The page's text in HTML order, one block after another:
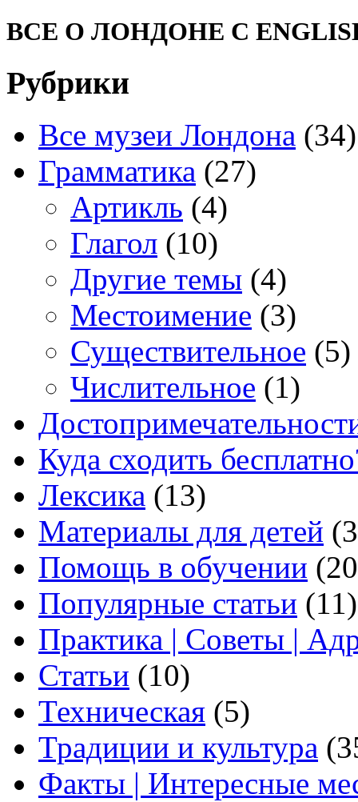
ВСЕ О ЛОНДОНЕ С
Рубрики
Все музеи Лондона (34)
Грамматика (27)
Артикль (4)
Глагол (10)
Другие темы (4)
Местоимение (3)
Существительное (5)
Числительное (1)
Куда сходить
Лексика (13)
Материалы для детей
Помощь в обучении
Популярные статьи (11)
Практика | Советы |
Статьи (10)
Техническая (5)
Традиции и культура
Факты | Интересные